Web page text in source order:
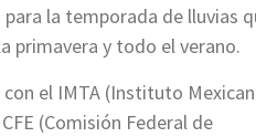
la temporada de lluvias
primavera y todo el verano.
el IMTA (Instituto
(Comisión Federal de